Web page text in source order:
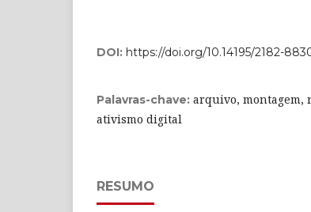
DOI: https://doi.org/10.14195/2182-
Palavras-chave: arquivo, montagem,
ativismo digital
RESUMO